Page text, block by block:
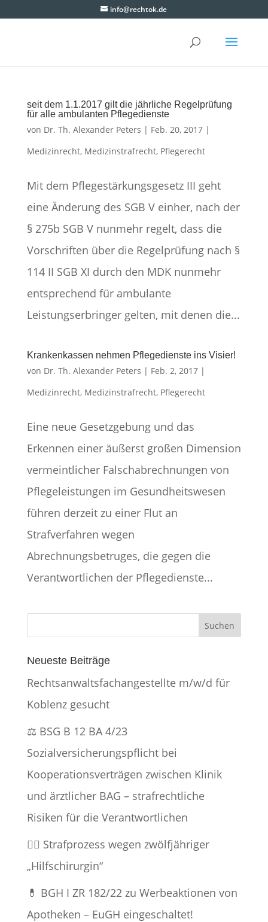
info@rechtok.de
seit dem 1.1.2017 gilt die jährliche Regelprüfung
für alle ambulanten Pflegedienste
von Dr. Th. Alexander Peters | Feb. 20, 2017|
Medizinrecht, Medizinstrafrecht, Pflegerecht
Mit dem Pflegestärkungsgesetz III geht
eine Änderung des SGB V einher, nach der
§ 275b SGB V nunmehr regelt, dass die
Vorschriften über die Regelprüfung nach §
114 II SGB XI durch den MDK nunmehr
entsprechend für ambulante
Leistungserbringer gelten, mit denen die...
Krankenkassen nehmen Pflegedienste ins Visier!
von Dr. Th. Alexander Peters | Feb. 2, 2017|
Medizinrecht, Medizinstrafrecht, Pflegerecht
Eine neue Gesetzgebung und das
Erkennen einer äußerst großen Dimension
vermeintlicher Falschabrechnungen von
Pflegeleistungen im Gesundheitswesen
führen derzeit zu einer Flut an
Strafverfahren wegen
Abrechnungsbetruges, die gegen die
Verantwortlichen der Pflegedienste...
Neueste Beiträge
Rechtsanwaltsfachangestellte m/w/d für
Koblenz gesucht
⚖️ BSG B 12 BA 4/23
Sozialversicherungspflicht bei
Kooperationsverträgen zwischen Klinik
und ärztlicher BAG – strafrechtliche
Risiken für die Verantwortlichen
👨‍⚕️ Strafprozess wegen zwölfjähriger
„Hilfschirurgin“
💊 BGH I ZR 182/22 zu Werbeaktionen von
Apotheken – EuGH eingeschaltet!